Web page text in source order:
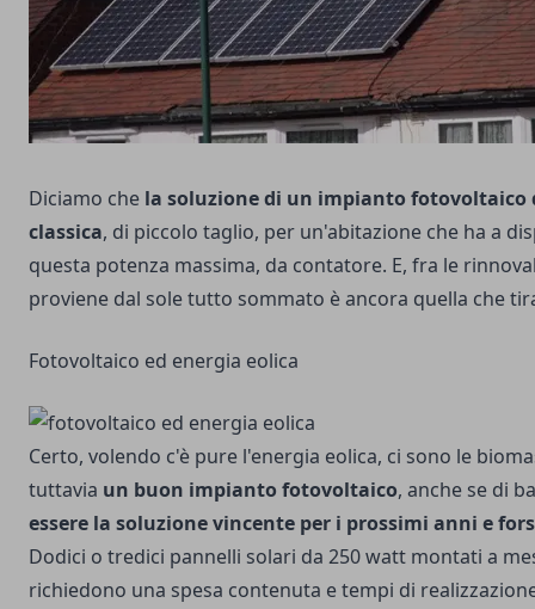
Diciamo che la soluzione di un impianto fotovoltaico
classica, di piccolo taglio, per un'abitazione che ha a
questa potenza massima, da contatore. E, fra le
proviene dal sole tutto sommato è ancora quella che
Fotovoltaico ed energia eolica
Certo, volendo c'è pure l'energia eolica, ci sono le
tuttavia un buon impianto fotovoltaico, anche se di
essere la soluzione vincente per i prossimi anni e
Dodici o tredici pannelli solari da 250 watt montati a
richiedono una spesa contenuta e tempi di